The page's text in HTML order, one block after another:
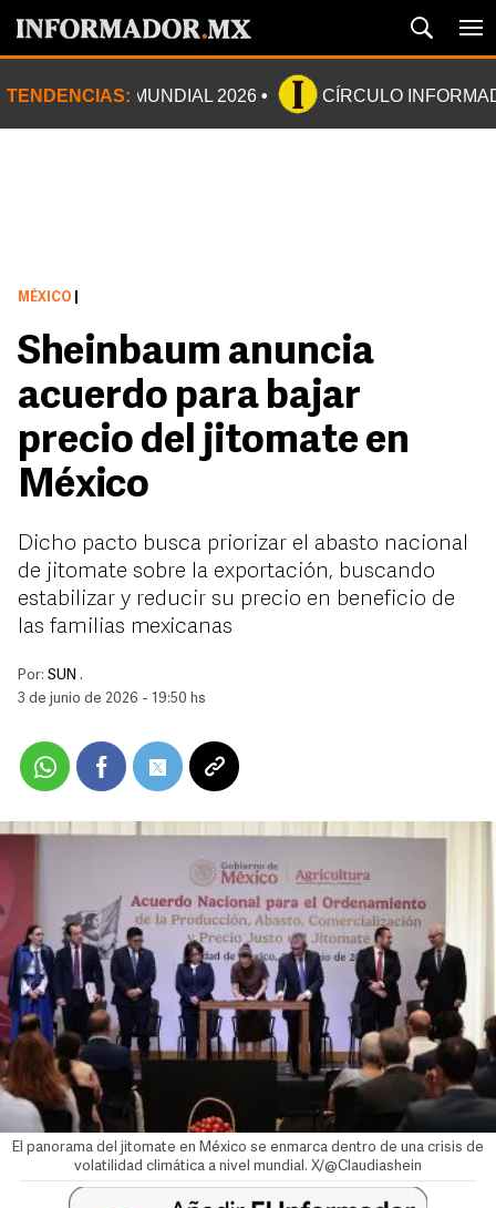
TENDENCIAS: MUNDIAL 2026 CÍRCULO
MÉXICO
Sheinbaum anuncia
acuerdo para bajar
precio del jitomate en
México
Dicho pacto busca priorizar el abasto nacional
de jitomate sobre la exportación, buscando
estabilizar y reducir su precio en beneficio de
las familias mexicanas
Por: SUN .
3 de junio de 2026 - 19:50 hs
El panorama del jitomate en México se enmarca dentro de una crisis de
volatilidad climática a nivel mundial. X/@Claudiashein